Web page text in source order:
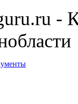
-